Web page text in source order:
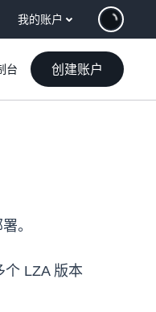
我的账户
台 创建账户
。
个 LZA 版本